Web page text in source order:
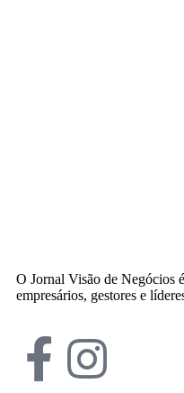
O Jornal Visão de Negócios
empresários, gestores e